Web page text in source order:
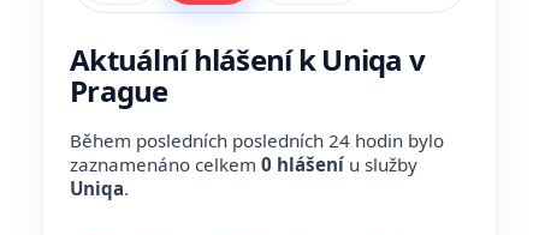
Aktuální hlášení k Uniqa v
Prague
Během posledních posledních 24 hodin bylo
zaznamenáno celkem 0 hlášení u služby
Uniqa.